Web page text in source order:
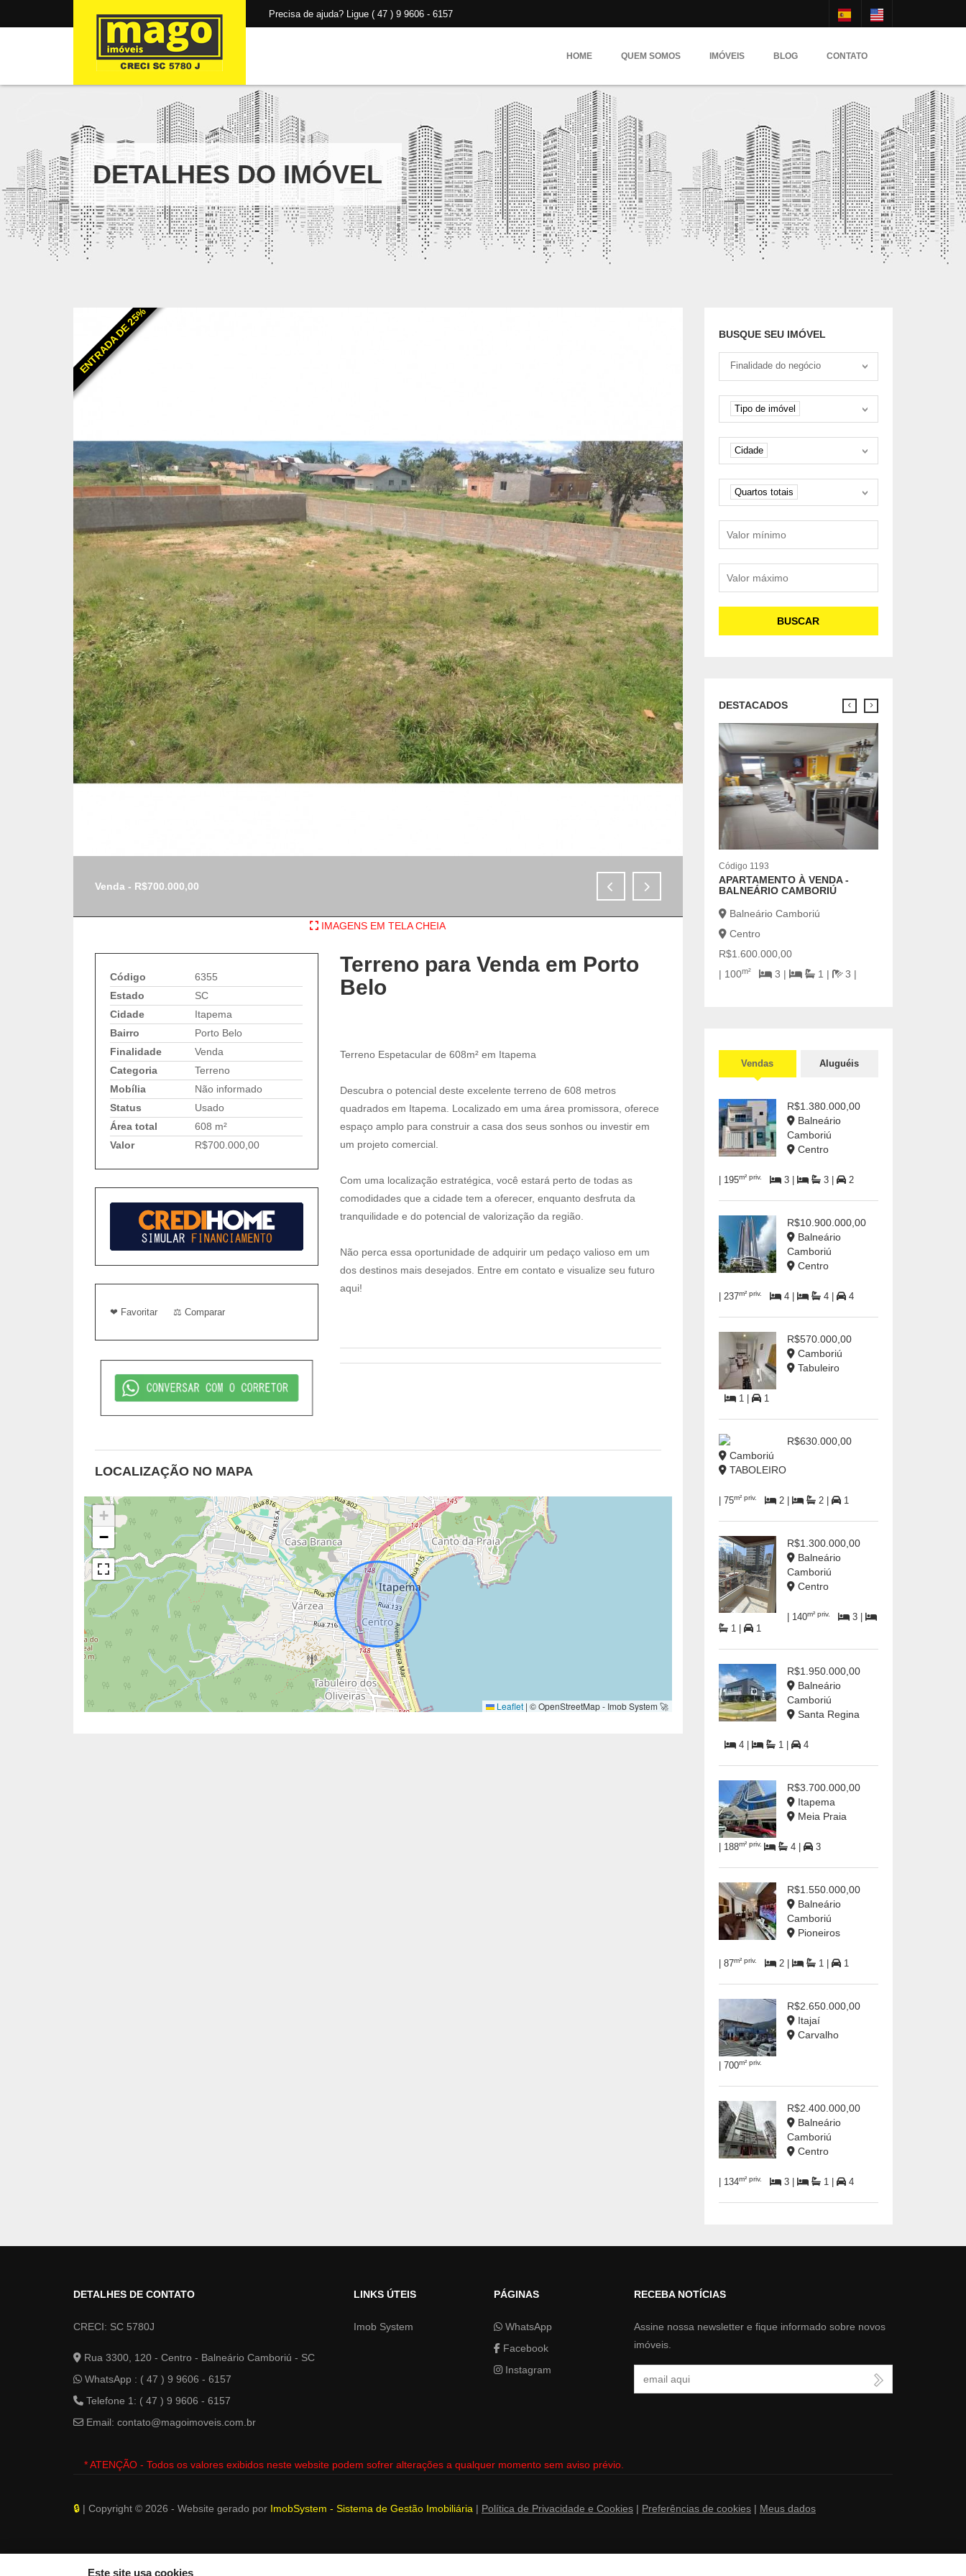
Precisa de ajuda? Ligue ( 47 ) 9 9606 - 6157
HOME QUEM SOMOS IMÓVEIS BLOG CONTATO
DETALHES DO IMÓVEL
ENTRADA DE 25%
Venda - R$700.000,00
ENTRADA DE 25%
Venda - R$700.000,00
IMAGENS EM TELA CHEIA
Código
6355
Estado
SC
Cidade
Itapema
Bairro
Porto Belo
Finalidade
Venda
Categoria
Terreno
Mobília
Não informado
Status
Usado
Área total
608 m²
Valor
R$700.000,00
❤ Favoritar ⚖ Comparar
Terreno para Venda em Porto
Belo
Terreno Espetacular de 608m² em Itapema
Descubra o potencial deste excelente terreno de 608 metros
quadrados em Itapema. Localizado em uma área promissora, oferece
espaço amplo para construir a casa dos seus sonhos ou investir em
um projeto comercial.
Com uma localização estratégica, você estará perto de todas as
comodidades que a cidade tem a oferecer, enquanto desfruta da
tranquilidade e do potencial de valorização da região.
Não perca essa oportunidade de adquirir um pedaço valioso em um
dos destinos mais desejados. Entre em contato e visualize seu futuro
aqui!
LOCALIZAÇÃO NO MAPA
+
−
Leaflet | © OpenStreetMap - Imob System 🚀
BUSQUE SEU IMÓVEL
Tipo negociação
Finalidade do negócio
Tipo de imóvel
Tipo de imóvel
Cidade
Cidade
Quartos
Quartos totais
BUSCAR
DESTACADOS
Código 1193
APARTAMENTO À VENDA -
BALNEÁRIO CAMBORIÚ
Balneário Camboriú
Centro
R$1.600.000,00
| 100m² 3 | 1 | 3 |
Vendas Aluguéis
R$1.380.000,00
Balneário
Camboriú
Centro
| 195m² priv. 3 | 3 | 2
R$10.900.000,00
Balneário
Camboriú
Centro
| 237m² priv. 4 | 4 | 4
R$570.000,00
Camboriú
Tabuleiro
1 | 1
R$630.000,00
Camboriú
TABOLEIRO
| 75m² priv. 2 | 2 | 1
R$1.300.000,00
Balneário
Camboriú
Centro
| 140m² priv.
3 |
1 |
1
R$1.950.000,00
Balneário
Camboriú
Santa Regina
4 | 1 | 4
R$3.700.000,00
Itapema
Meia Praia
| 188m² priv. 4 | 3
R$1.550.000,00
Balneário
Camboriú
Pioneiros
| 87m² priv. 2 | 1 | 1
R$2.650.000,00
Itajaí
Carvalho
| 700m² priv.
R$2.400.000,00
Balneário
Camboriú
Centro
| 134m² priv. 3 | 1 | 4
DETALHES DE CONTATO
CRECI: SC 5780J
Rua 3300, 120 - Centro - Balneário Camboriú - SC
WhatsApp : ( 47 ) 9 9606 - 6157
Telefone 1: ( 47 ) 9 9606 - 6157
Email: contato@magoimoveis.com.br
LINKS ÚTEIS
Imob System
PÁGINAS
WhatsApp
Facebook
Instagram
RECEBA NOTÍCIAS
Assine nossa newsletter e fique informado sobre novos
imóveis.
* ATENÇÃO - Todos os valores exibidos neste website podem sofrer alterações a qualquer momento sem aviso prévio.
🔒 | Copyright © 2026 - Website gerado por ImobSystem - Sistema de Gestão Imobiliária | Política de Privacidade e Cookies | Preferências de cookies | Meus dados
Este site usa cookies